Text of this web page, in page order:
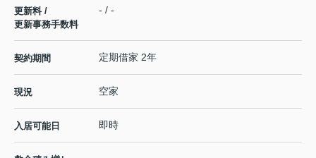
更新料 /
更新事務手数料
- / -
契約期間 定期借家 2年
現況 空家
入居可能日 即時